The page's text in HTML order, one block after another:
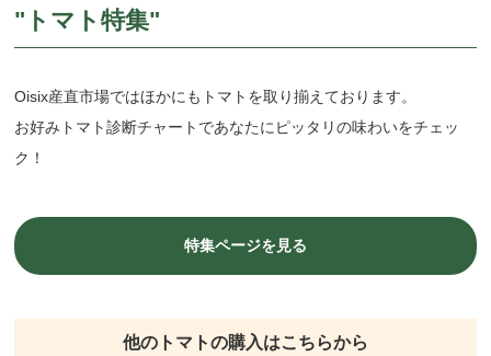
"トマト特集"
Oisix産直市場ではほかにもトマトを取り揃えております。
お好みトマト診断チャートであなたにピッタリの味わいをチェッ
ク！
特集ページを見る
他のトマトの購入はこちらから